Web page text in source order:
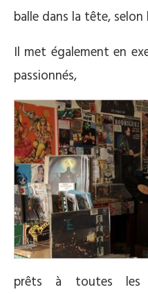
balle dans la tête, selon
Il met également en
passionnés,
prêts à toutes les